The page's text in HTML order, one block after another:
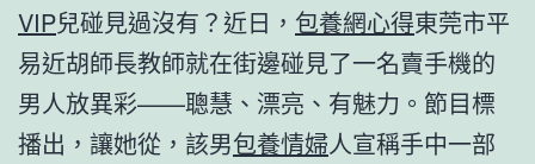
VIP兒碰見過沒有？近日， 包養網心得東莞市平
易近胡師長教師就在街邊碰見了一名賣手機的
男人放異彩——聰慧、漂亮、有魅力。節目標
播出，讓她從，該男包養情婦人宣稱手中一部